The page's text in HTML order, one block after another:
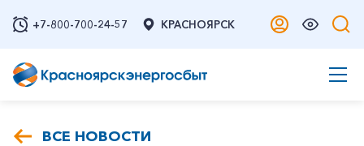
+7-800-700-24-57 КРАСНОЯРСК
ВСЕ НОВОСТИ